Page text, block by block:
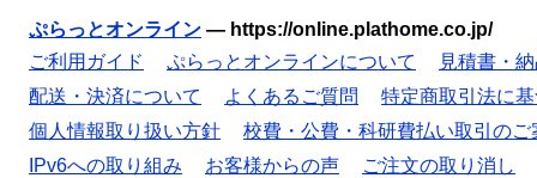
ぷらっとオンライン — https://online.plathome.co.jp/
ご利用ガイド
ぷらっとオンラインについて
見積書・
配送・決済について
よくあるご質問
特定商取引法に
個人情報取り扱い方針
校費・公費・科研費払い取引のご
IPv6への取り組み
お客様からの声 ご注文の取り消し